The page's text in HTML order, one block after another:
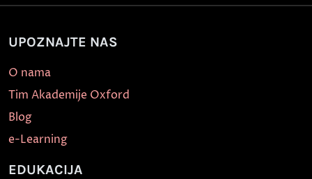
UPOZNAJTE NAS
O nama
Tim Akademije Oxford
Blog
e-Learning
EDUKACIJA